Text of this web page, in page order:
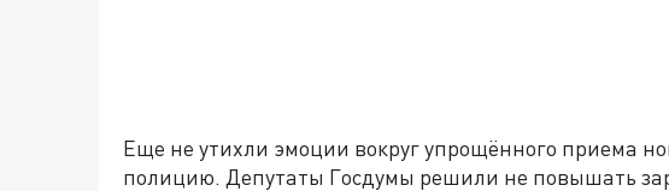
Еще не утихли эмоции вокруг упрощённого приема
полицию. Депутаты Госдумы решили не повышать